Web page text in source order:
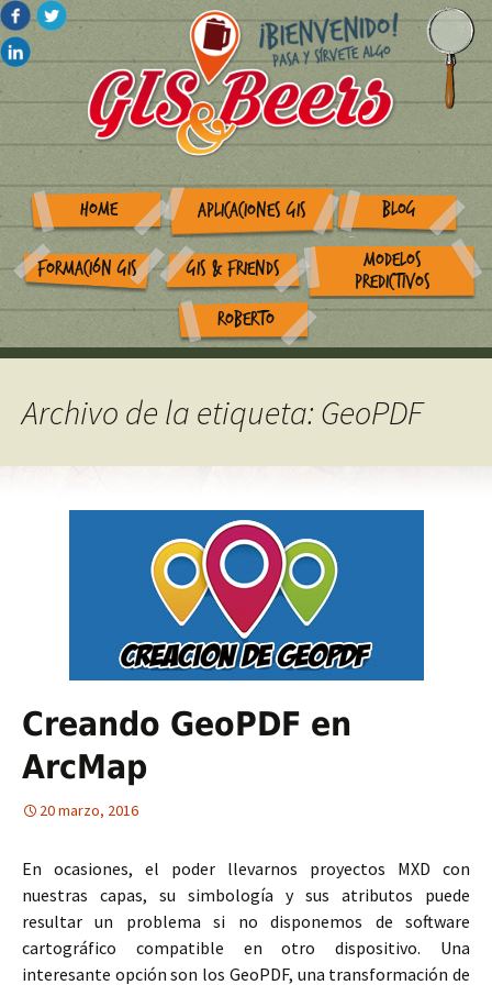
HOME APLICACIONES GIS BLOG
FORMACIÓN GIS GIS & FRIENDS
MODELOS
PREDICTIVOS
ROBERTO
Archivo de la etiqueta: GeoPDF
Creando GeoPDF en
ArcMap
20 marzo, 2016
En ocasiones, el poder llevarnos proyectos MXD con
nuestras capas, su simbología y sus atributos puede
resultar un problema si no disponemos de software
cartográfico compatible en otro dispositivo. Una
interesante opción son los GeoPDF, una transformación de